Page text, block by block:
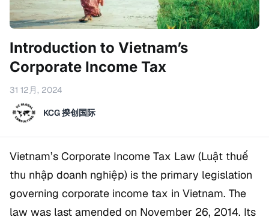
Introduction to Vietnam’s
Corporate Income Tax
31 12月, 2024
KCG 揆创国际
Vietnam’s Corporate Income Tax Law (Luật thuế
thu nhập doanh nghiệp) is the primary legislation
governing corporate income tax in Vietnam. The
law was last amended on November 26, 2014. Its